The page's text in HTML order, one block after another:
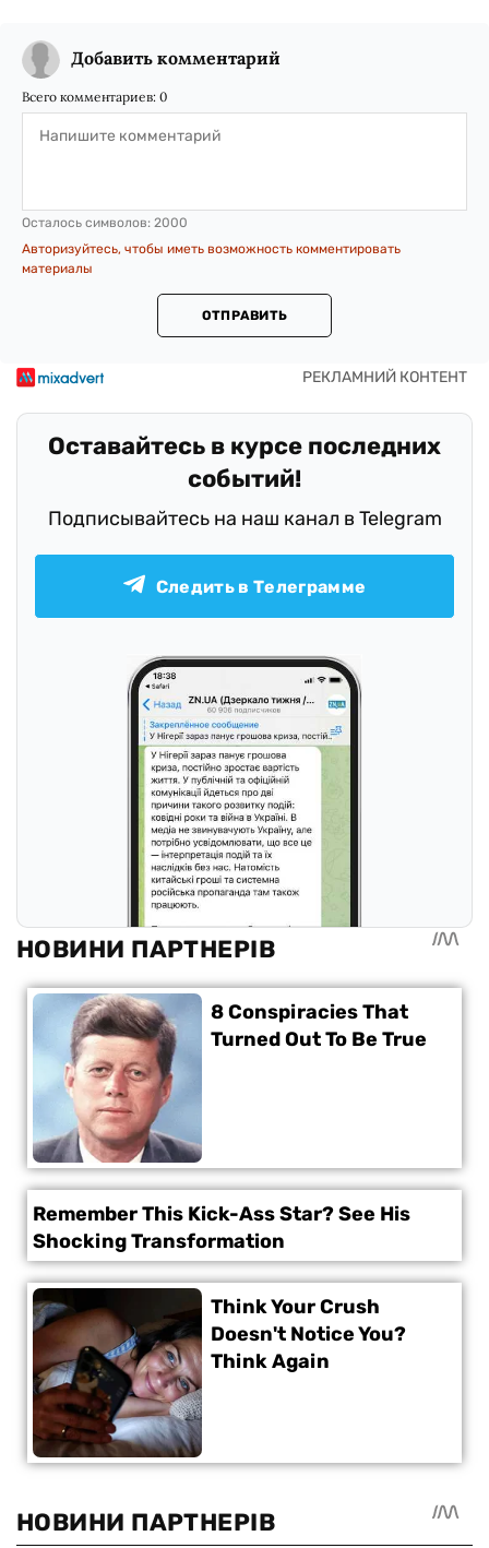
Добавить комментарий
Всего комментариев: 0
Осталось символов: 2000
Авторизуйтесь, чтобы иметь возможность комментировать
материалы
ОТПРАВИТЬ
Оставайтесь в курсе последних
событий!
Подписывайтесь на наш канал в Telegram
Следить в Телеграмме